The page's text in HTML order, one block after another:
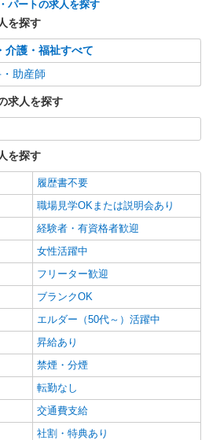
パートの求人を探す
を探す
介護・福祉すべて
助産師
求人を探す
を探す
履歴書不要
職場見学OKまたは説明会あり
経験者・有資格者歓迎
女性活躍中
フリーター歓迎
ブランクOK
エルダー（50代～）活躍中
昇給あり
禁煙・分煙
転勤なし
交通費支給
社割・特典あり